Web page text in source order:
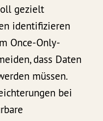
gezielt
identifizieren
Once-Only-
dass Daten
müssen.
bei